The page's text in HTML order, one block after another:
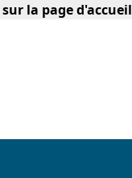
la page d'accueil